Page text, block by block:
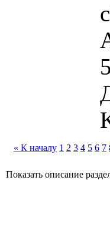
5
« К началу 1 2 3 4 5 6 7
Показать описание